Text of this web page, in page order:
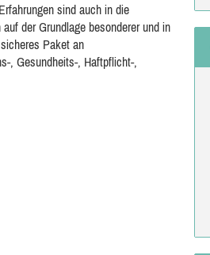
sind auch in die
der Grundlage besonderer und in
Paket an
, Gesundheits-, Haftpflicht-,